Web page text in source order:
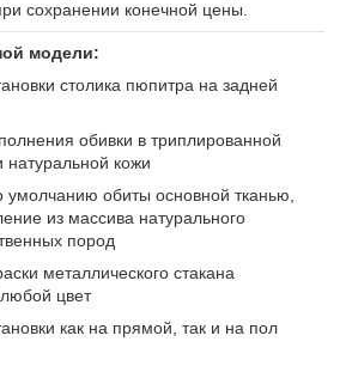
сохранении конечной цены.
модели:
столика пюпитра на задней
обивки в триплированной
натуральной кожи
умолчанию обиты основной тканью,
из массива натурального
пород
металлического стакана
цвет
как на прямой, так и на пол